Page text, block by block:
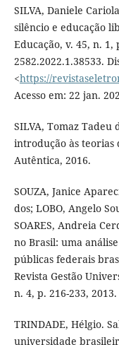
SILVA, Daniele
silêncio e educação
Educação, v. 45, n. 1,
2582.2022.1.38533.
<https://
Acesso em: 22 jan.
SILVA, Tomaz Tadeu
introdução às teorias
Autêntica, 2016.
SOUZA, Janice
dos; LOBO, Angelo
SOARES, Andreia
no Brasil: uma
públicas federais
Revista Gestão
n. 4, p. 216-233, 2013.
TRINDADE, Hélgio.
universidade